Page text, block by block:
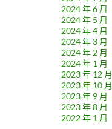
2024 年 6 月
2024 年 5 月
2024 年 4 月
2024 年 3 月
2024 年 2 月
2024 年 1 月
2023 年 12 月
2023 年 10 月
2023 年 9 月
2023 年 8 月
2022 年 1 月